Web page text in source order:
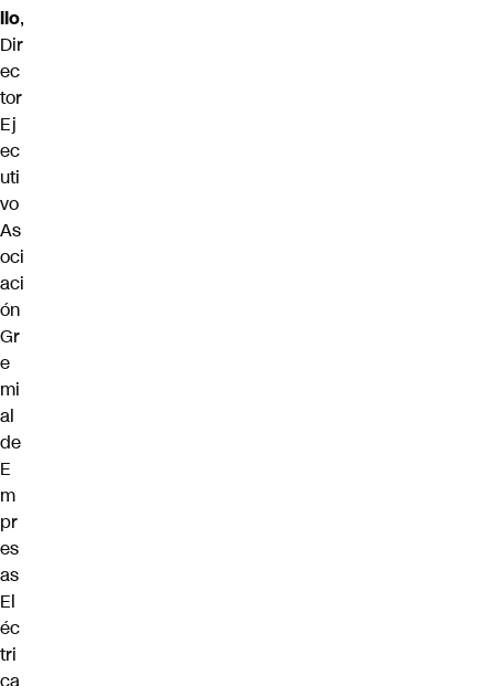
llo,
Dir
ec
tor
Ej
ec
uti
vo
As
oci
aci
ón
Gr
e
mi
al
de
E
m
pr
es
as
El
éc
tri
ca